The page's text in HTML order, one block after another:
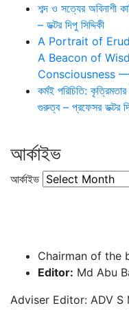
শব্দ ও সত্যের অবিনাশী
– ডক্টর দিপু সিদ্দিকী
A Portrait of
A Beacon of
Consciousness
কর্মই পরিচিতি: কৃত্রিমতার
গুরুত্ব – প্রফেসর ডক্টর
আর্কাইভ
আর্কাইভ
Chairman of the
Editor: Md Abu
Adviser Editor: ADV S